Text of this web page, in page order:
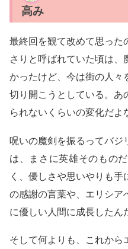
高み
最終回を観て改めて思った
さりと呼ばれていた頃は、
かったけど、今は街の人々
切り開こうとしている。あ
られないくらいの変化だよ
呪いの魔剣を振るってバ
は、まさに英雄そのもの
く、優しさや思いやりも
の感謝の言葉や、エリシア
に優しい人間に成長したん
そして何よりも、これから